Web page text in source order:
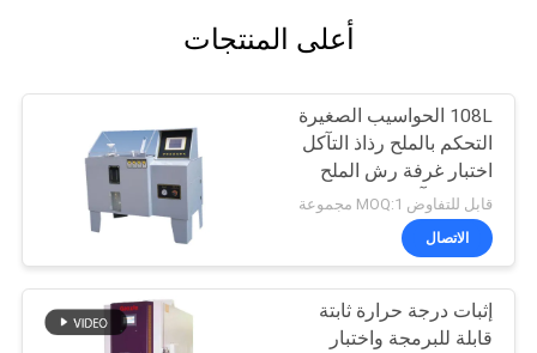
أعلى المنتجات
108L الحواسيب الصغيرة
التحكم بالملح رذاذ التآكل
اختبار غرفة رش الملح
اختبار التآكل غرفة الاختبار
قابل للتفاوض MOQ:1 مجموعة
الاتصال
إثبات درجة حرارة ثابتة
قابلة للبرمجة واختبار